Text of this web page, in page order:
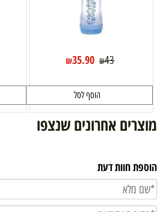
₪43
₪35.90
הוסף לסל
מוצרים אחרונים שנצפו
הוספת חוות דעת